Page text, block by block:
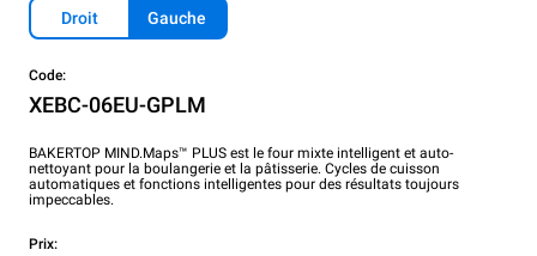
Droit Gauche
Code:
XEBC-06EU-GPLM
BAKERTOP MIND.Maps™ PLUS est le four mixte intelligent et auto-
nettoyant pour la boulangerie et la pâtisserie. Cycles de cuisson
automatiques et fonctions intelligentes pour des résultats toujours
impeccables.
Prix: